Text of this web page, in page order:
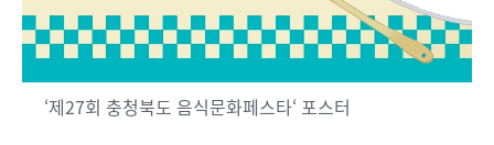
‘제27회 충청북도 음식문화페스타‘ 포스터